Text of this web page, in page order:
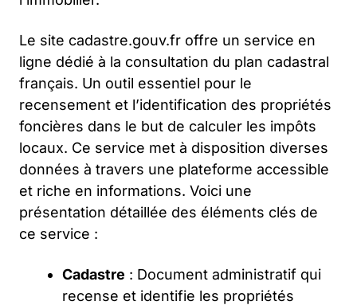
Le site cadastre.gouv.fr offre un service en
ligne dédié à la consultation du plan cadastral
français. Un outil essentiel pour le
recensement et l’identification des propriétés
foncières dans le but de calculer les impôts
locaux. Ce service met à disposition diverses
données à travers une plateforme accessible
et riche en informations. Voici une
présentation détaillée des éléments clés de
ce service :
Cadastre : Document administratif qui
recense et identifie les propriétés